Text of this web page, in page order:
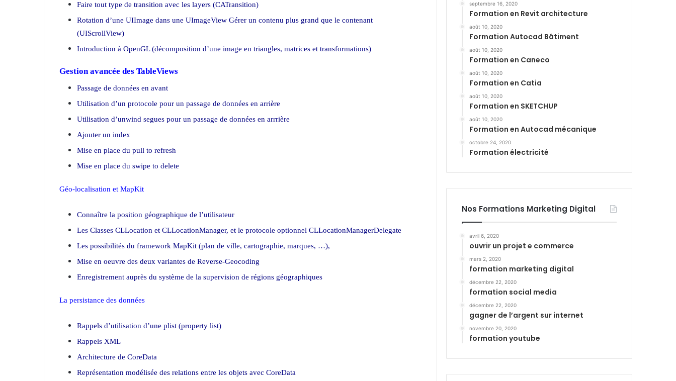
Faire tout type de transition avec les layers (CATransition)
Rotation d’une UIImage dans une UImageView Gérer un contenu plus grand que le contenant
(UIScrollView)
Introduction à OpenGL (décomposition d’une image en triangles, matrices et transformations)
Gestion avancée des TableViews
Passage de données en avant
Utilisation d’un protocole pour un passage de données en arrière
Utilisation d’unwind segues pour un passage de données en arrrière
Ajouter un index
Mise en place du pull to refresh
Mise en place du swipe to delete
Géo-localisation et MapKit
Connaître la position géographique de l’utilisateur
Les Classes CLLocation et CLLocationManager, et le protocole optionnel CLLocationManagerDelegate
Les possibilités du framework MapKit (plan de ville, cartographie, marques, …),
Mise en oeuvre des deux variantes de Reverse-Geocoding
Enregistrement auprès du système de la supervision de régions géographiques
La persistance des données
Rappels d’utilisation d’une plist (property list)
Rappels XML
Architecture de CoreData
Représentation modélisée des relations entre les objets avec CoreData
septembre 16, 2020
Formation en Revit architecture
août 10, 2020
Formation Autocad Bâtiment
août 10, 2020
Formation en Caneco
août 10, 2020
Formation en Catia
août 10, 2020
Formation en SKETCHUP
août 10, 2020
Formation en Autocad mécanique
octobre 24, 2020
Formation électricité
Nos Formations Marketing Digital
avril 6, 2020
ouvrir un projet e commerce
mars 2, 2020
formation marketing digital
décembre 22, 2020
formation social media
décembre 22, 2020
gagner de l’argent sur internet
novembre 20, 2020
formation youtube